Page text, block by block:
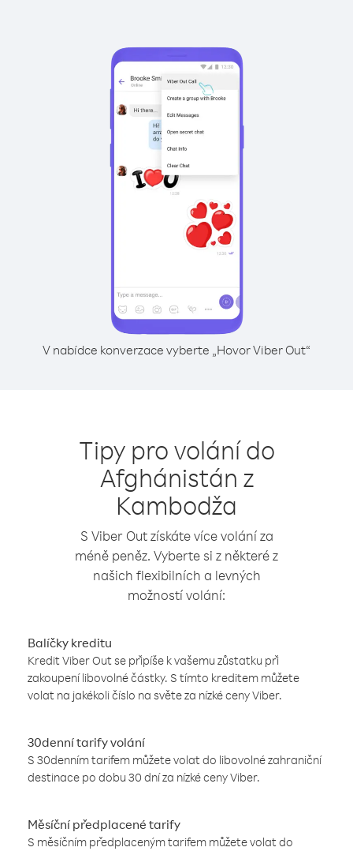
V nabídce konverzace vyberte „Hovor Viber Out“
Tipy pro volání do
Afghánistán z
Kambodža
S Viber Out získáte více volání za
méně peněz. Vyberte si z některé z
našich flexibilních a levných
možností volání:
Balíčky kreditu
Kredit Viber Out se připíše k vašemu zůstatku při
zakoupení libovolné částky. S tímto kreditem můžete
volat na jakékoli číslo na světe za nízké ceny Viber.
30denní tarify volání
S 30denním tarifem můžete volat do libovolné zahraniční
destinace po dobu 30 dní za nízké ceny Viber.
Měsíční předplacené tarify
S měsíčním předplaceným tarifem můžete volat do